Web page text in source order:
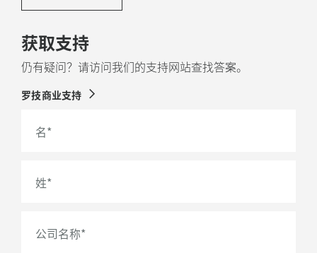
获取支持
仍有疑问？请访问我们的支持网站查找答案。
罗技商业支持
名*
姓*
公司名称*